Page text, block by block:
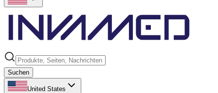
Suchen
United States